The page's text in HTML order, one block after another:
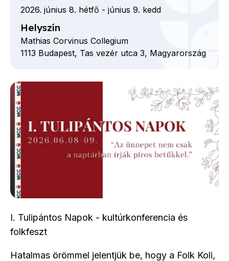
I. Tulipántos Napok - kultúrkonferencia és
folkfeszt
Hatalmas örömmel jelentjük be, hogy a Folk Koli,
2026. június 8. hétfő - június 9. kedd
Helyszín
Mathias Corvinus Collegium
1113 Budapest, Tas vezér utca 3, Magyarország